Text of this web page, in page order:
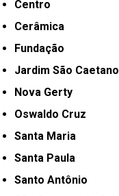
Centro
Cerâmica
Fundação
Jardim São Caetano
Nova Gerty
Oswaldo Cruz
Santa Maria
Santa Paula
Santo Antônio